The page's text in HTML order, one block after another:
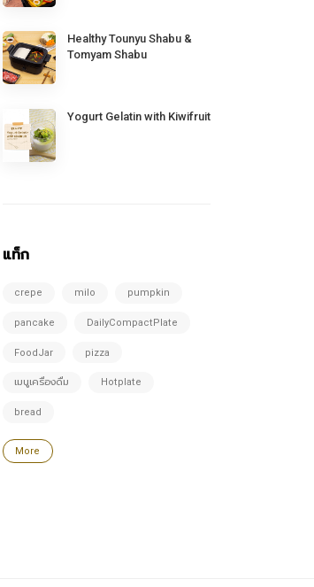
Healthy Tounyu Shabu &
Tomyam Shabu
Yogurt Gelatin with Kiwifruit
แท็ก
crepe milo pumpkin
pancake DailyCompactPlate
FoodJar pizza
เมนูเครื่องดื่ม Hotplate
bread
More